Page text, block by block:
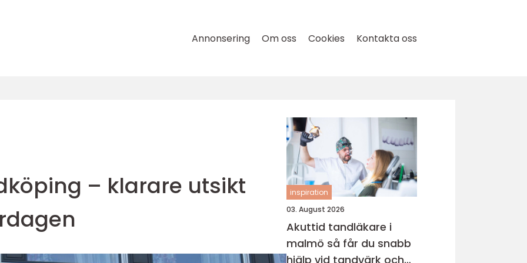
Annonsering Om oss Cookies Kontakta oss
– klarare utsikt
inspiration
03. August 2026
Akuttid tandläkare i
malmö så får du snabb
hjälp vid tandvärk och